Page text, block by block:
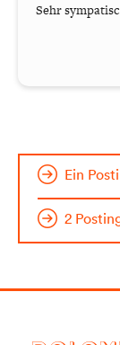
Sehr
Ein
2